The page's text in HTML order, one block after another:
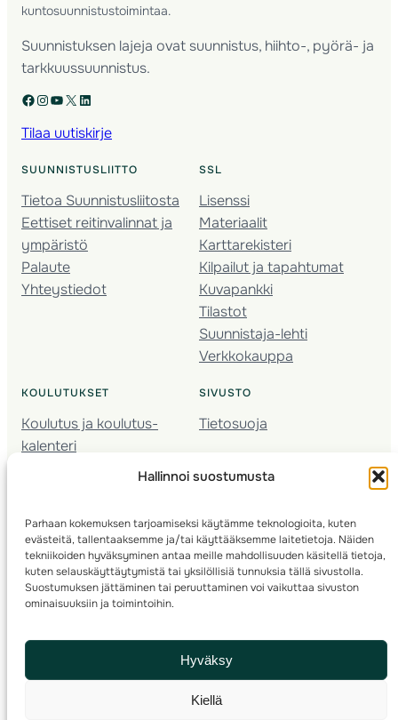
Hallinnoi suostumusta
Parhaan kokemuksen tarjoamiseksi käytämme teknologioita, kuten
evästeitä, tallentaaksemme ja/tai käyttääksemme laitetietoja. Näiden
tekniikoiden hyväksyminen antaa meille mahdollisuuden käsitellä tietoja,
kuten selauskäyttäytymistä tai yksilöllisiä tunnuksia tällä sivustolla.
Suostumuksen jättäminen tai peruuttaminen voi vaikuttaa sivuston
ominaisuuksiin ja toimintoihin.
Hyväksy
Kiellä
kuntosuunnistustoimintaa.
Suunnistuksen lajeja ovat suunnistus, hiihto-, pyörä- ja
tarkkuussuunnistus.
Facebook Instagram YouTube X LinkedIn
Tilaa uutiskirje
SUUNNISTUSLIITTO
Tietoa Suunnistusliitosta
Eettiset reitinvalinnat ja
ympäristö
Palaute
Yhteystiedot
SSL
Lisenssi
Materiaalit
Karttarekisteri
Kilpailut ja tapahtumat
Kuvapankki
Tilastot
Suunnistaja-lehti
Verkkokauppa
KOULUTUKSET
Koulutus ja koulutus­
kalenteri
Nuorison koulutukset
Kartoitus
Ratamestari
SIVUSTO
Tietosuoja
© 2025 ·Suomen Suunnistusliitto· Valimotie 10, 00380 Helsinki, Finland
info(a)suunnistusliitto.fi,Rastilipun asiat: rastilippu(a)suunnistusliitto.fi
Kilpailut ja kuntorastit – Rastilippu:::Rastilipun ohjeet